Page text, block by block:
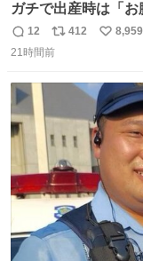
ガチで出産時は「
サンシャイン池崎」
イレは「とにかく明
返
信
12
リ
ポ
数
412
い
数
8,959
21時間前